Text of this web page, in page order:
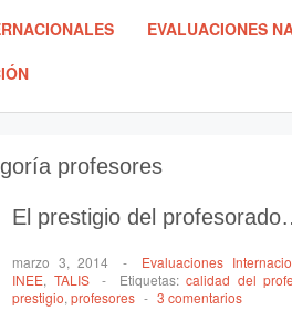
EVALUACIONES
profesores
El prestigio del
marzo 3, 2014 - Evaluaciones
INEE, TALIS - Etiquetas:calidad del
prestigio, profesores - 3 comentarios